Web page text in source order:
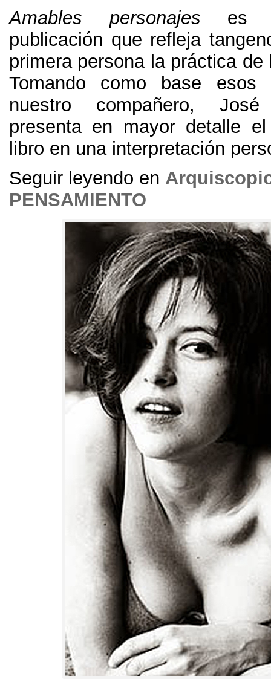
Amables personajes
es
publicación que refleja
primera persona la práctica de
Tomando como base esos
nuestro compañero,
presenta en mayor detalle
libro en una interpretación
Seguir leyendo en
PENSAMIENTO